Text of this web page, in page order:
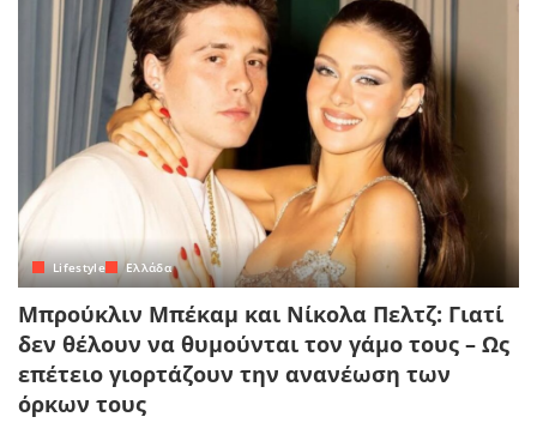
Lifestyle Ελλάδα
Μπρούκλιν Μπέκαμ και Νίκολα Πελτζ: Γιατί
δεν θέλουν να θυμούνται τον γάμο τους – Ως
επέτειο γιορτάζουν την ανανέωση των
όρκων τους